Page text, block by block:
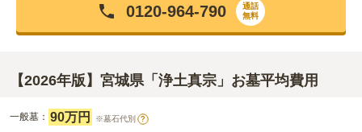
0120-964-790
通話
無料
【2026年版】宮城県「浄土真宗」お墓平均費用
一般墓： 90万円 ※墓石代別 ?